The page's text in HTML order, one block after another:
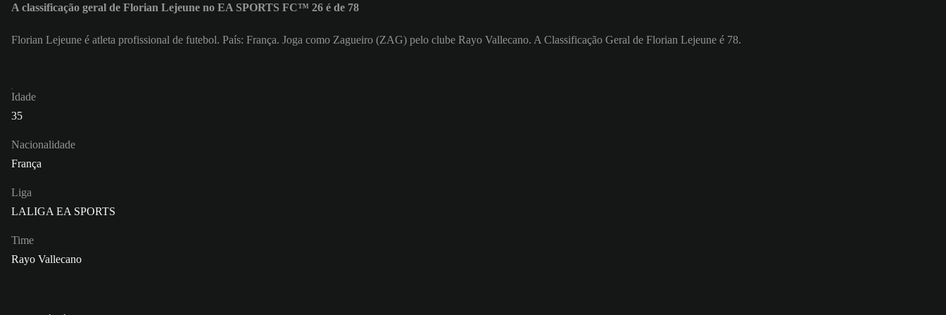
A classificação geral de Florian Lejeune no EA SPORTS FC™ 26 é de 78
Florian Lejeune é atleta profissional de futebol. País: França. Joga como Zagueiro (ZAG) pelo clube Rayo Vallecano. A Classificação Geral de Florian Lejeune é 78.
Idade
35
Nacionalidade
França
Liga
LALIGA EA SPORTS
Time
Rayo Vallecano